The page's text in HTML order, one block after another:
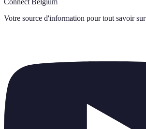
Connect Belgium
Votre source d'information pour tout savoir sur